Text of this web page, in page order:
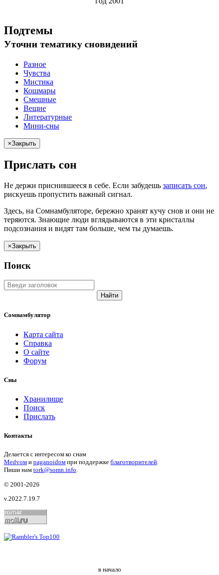
Подтемы
Уточни тематику сновидений
Разное
Чувства
Мистика
Кошмары
Смешные
Вещие
Литературные
Мини-сны
×Закрыть
Прислать сон
Не держи приснившееся в себе. Если забудешь записать сон,
рискуешь пропустить важный сигнал.
Здесь, на Сомнамбуляторе, бережно хранят кучу снов и они не
теряются. Знающие люди вглядываются в эти кристаллы
подсознания и видят там больше, чем ты думаешь.
×Закрыть
Поиск
Найти
Сомнамбулятор
Карта сайта
Справка
О сайте
Форум
Сны
Хранилище
Поиск
Прислать
Контакты
Делается с интересом ко снам
Medvом и paganoidом при поддержке благотворителей.
Пиши нам tork@somn.info.
© 2001 -2026
v.2022.7.19.7
в начало